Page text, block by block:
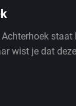
staat
wist je dat